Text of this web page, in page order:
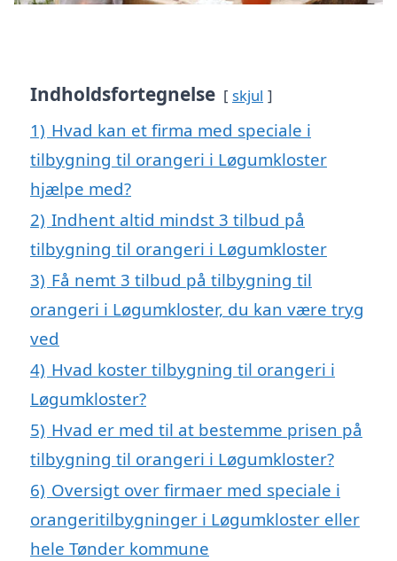
Indholdsfortegnelse skjul
1) Hvad kan et firma med speciale i
tilbygning til orangeri i Løgumkloster
hjælpe med?
2) Indhent altid mindst 3 tilbud på
tilbygning til orangeri i Løgumkloster
3) Få nemt 3 tilbud på tilbygning til
orangeri i Løgumkloster, du kan være tryg
ved
4) Hvad koster tilbygning til orangeri i
Løgumkloster?
5) Hvad er med til at bestemme prisen på
tilbygning til orangeri i Løgumkloster?
6) Oversigt over firmaer med speciale i
orangeritilbygninger i Løgumkloster eller
hele Tønder kommune